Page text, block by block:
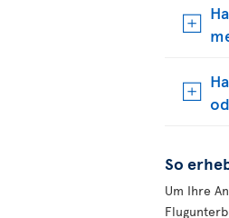
So
Um Ihre